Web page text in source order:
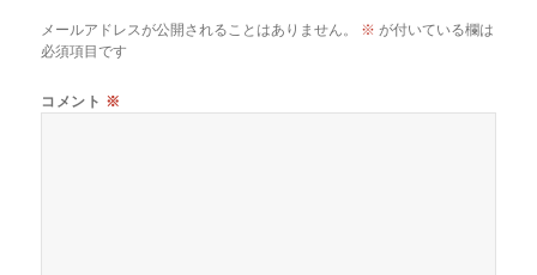
メールアドレスが公開されることはありません。 ※ が付いている欄は
必須項目です
コメント ※